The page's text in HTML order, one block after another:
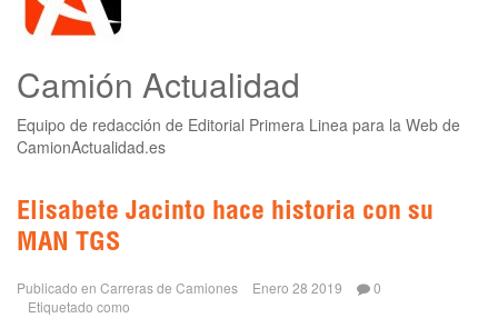
Camión Actualidad
Equipo de redacción de Editorial Primera Linea para la Web de
CamionActualidad.es
Elisabete Jacinto hace historia con su
MAN TGS
Publicado en Carreras de Camiones Enero 28 2019
0
Etiquetado como